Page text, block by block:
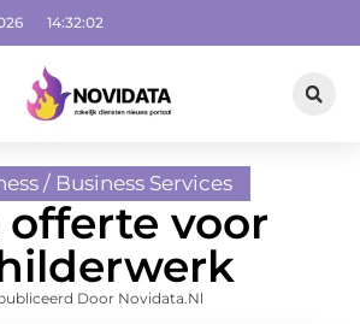
14:32:03
/ Business Services
offerte voor
Door Novidata.nl